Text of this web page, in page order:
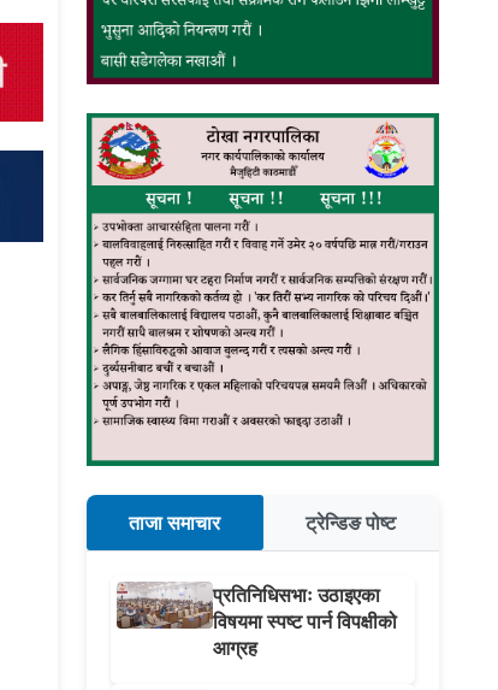
ताजा समाचार ट्रेन्डिङ पोष्ट
प्रतिनिधिसभाः उठाइएका
विषयमा स्पष्ट पार्न विपक्षीको
आग्रह